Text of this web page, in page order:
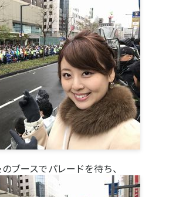
ブースでパレードを待ち、